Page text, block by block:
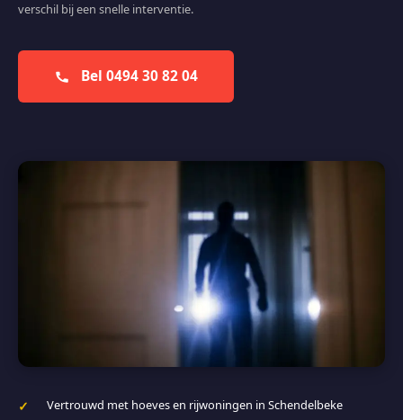
verschil bij een snelle interventie.
Bel 0494 30 82 04
Vertrouwd met hoeves en rijwoningen in Schendelbeke